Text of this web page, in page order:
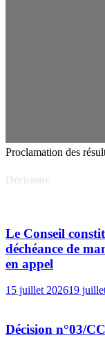
Proclamation des
Le Conseil
déchéance de
en appel
15 juillet 202619
Décision n°03/